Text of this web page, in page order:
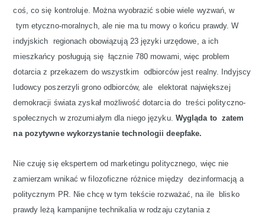
coś, co się kontroluje. Można wyobrazić sobie wiele wyzwań, w
tym etyczno-moralnych, ale nie ma tu mowy o końcu prawdy. W
indyjskich regionach obowiązują 23 języki urzędowe, a ich
mieszkańcy posługują się łącznie 780 mowami, więc problem
dotarcia z przekazem do wszystkim odbiorców jest realny. Indyjscy
ludowcy poszerzyli grono odbiorców, ale elektorat największej
demokracji świata zyskał możliwość dotarcia do treści polityczno-
społecznych w zrozumiałym dla niego języku. Wygląda to zatem
na pozytywne wykorzystanie technologii deepfake.
Nie czuję się ekspertem od marketingu politycznego, więc nie
zamierzam wnikać w filozoficzne różnice między dezinformacją a
politycznym PR. Nie chcę w tym tekście rozważać, na ile blisko
prawdy leżą kampanijne technikalia w rodzaju czytania z